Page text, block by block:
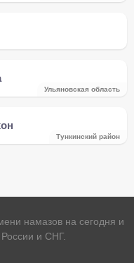
Ульяновская область
Тункинский район
намазов на сегодня и
и СНГ.